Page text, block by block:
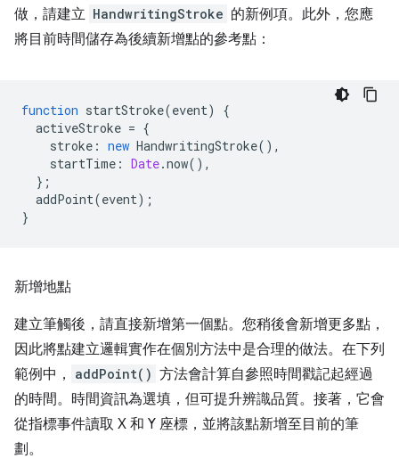
做，請建立 HandwritingStroke 的新例項。此外，您應
將目前時間儲存為後續新增點的參考點：
function startStroke(event)
{
activeStroke = {
stroke : new HandwritingStroke(),
startTime : Date.now(),
};
addPoint(event);
}
新增地點
建立筆觸後，請直接新增第一個點。您稍後會新增更多點，
因此將點建立邏輯實作在個別方法中是合理的做法。在下列
範例中，
addPoint() 方法會計算自參照時間戳記起經過
的時間。時間資訊為選填，但可提升辨識品質。接著，它會
從指標事件讀取 X 和 Y 座標，並將該點新增至目前的筆
劃。